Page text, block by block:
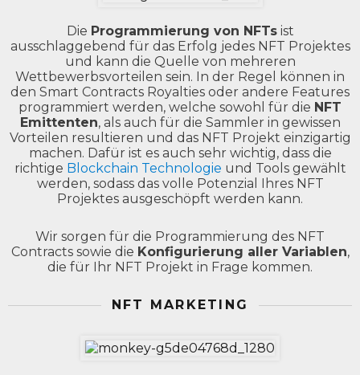
Die Programmierung von NFTsist
ausschlaggebend für das Erfolg jedes NFT Projektes
und kann die Quelle von mehreren
Wettbewerbsvorteilen sein. In der Regel können in
den Smart Contracts Royalties oder andere Features
programmiert werden, welche sowohl für die NFT
Emittenten, als auch für die Sammler in gewissen
Vorteilen resultieren und das NFT Projekt einzigartig
machen. Dafür ist es auch sehr wichtig, dass die
richtige Blockchain Technologie und Tools gewählt
werden, sodass das volle Potenzial Ihres NFT
Projektes ausgeschöpft werden kann.
Wir sorgen für die Programmierung des NFT
Contracts sowie die Konfigurierung aller Variablen,
die für Ihr NFT Projekt in Frage kommen.
NFT MARKETING